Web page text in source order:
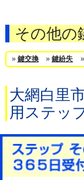
その他の
» 鍵交換 »鍵紛失 »
大網白里
用ステッ